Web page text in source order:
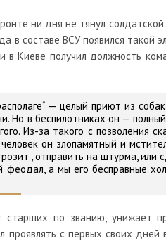
ни дня не тянул солдатской
в составе ВСУ появился такой
в Киеве получил должность
— целый приют из
Но в беспилотниках он —
Из-за такого с позволения
он злопамятный и
„отправить на штурма, или
феодал, а мы его бесправные
старших по званию, унижает
проявлять с первых своих дней